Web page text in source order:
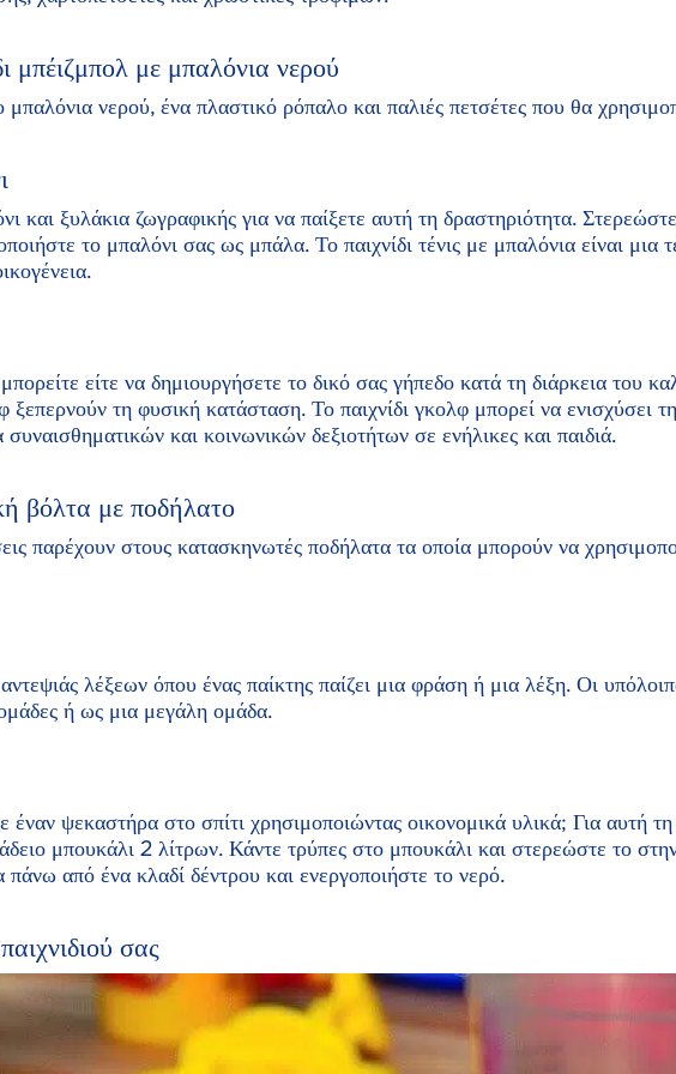
με μπαλόνια νερού
νερού, ένα πλαστικό ρόπαλο και παλιές πετσέτες που θα
και ξυλάκια ζωγραφικής για να παίξετε αυτή τη δραστηριότητα.
το μπαλόνι σας ως μπάλα. Το παιχνίδι τένις με μπαλόνια είναι μια
είτε να δημιουργήσετε το δικό σας γήπεδο κατά τη διάρκεια του
τη φυσική κατάσταση. Το παιχνίδι γκολφ μπορεί να ενισχύσει
και κοινωνικών δεξιοτήτων σε ενήλικες και παιδιά.
βόλτα με ποδήλατο
παρέχουν στους κατασκηνωτές ποδήλατα τα οποία μπορούν να
λέξεων όπου ένας παίκτης παίζει μια φράση ή μια λέξη. Οι
ή ως μια μεγάλη ομάδα.
έναν ψεκαστήρα στο σπίτι χρησιμοποιώντας οικονομικά υλικά; Για αυτή
μπουκάλι 2 λίτρων. Κάντε τρύπες στο μπουκάλι και στερεώστε το
από ένα κλαδί δέντρου και ενεργοποιήστε το νερό.
σας